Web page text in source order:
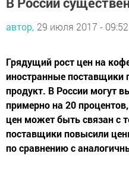
автор, 29 июля 2017 - 09:52
Грядущий рост цен на
иностранные поставщики
продукт. В России могут
примерно на 20
цен может быть связан с
поставщики повысили
по сравнению с